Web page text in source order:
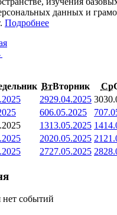
данных и
Подробнее
ВтВторник Ср
2929.04.2025 30
606.05.2025 7
1313.05.2025 14
2020.05.2025 21
2727.05.2025 28
нет событий